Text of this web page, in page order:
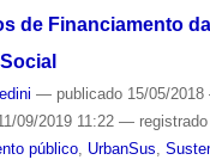
de Financiamento
— publicado15/05/2018
09/2019 11:22 — registrado
público, UrbanSus,